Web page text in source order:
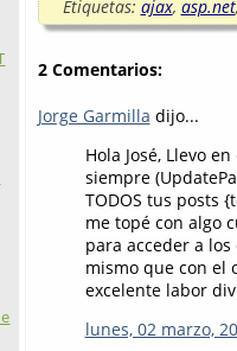
Etiquetas: ajax, asp.net,
2 Comentarios:
Jorge Garmilla dijo...
Hola José, Llevo
siempre
TODOS tus posts
me topé con algo
para acceder a
mismo que con el
excelente labor
lunes, 02 marzo,